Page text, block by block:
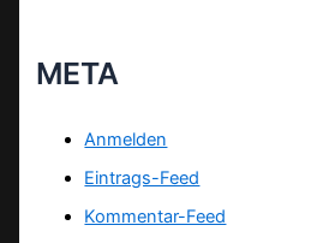
META
Anmelden
Eintrags-Feed
Kommentar-Feed